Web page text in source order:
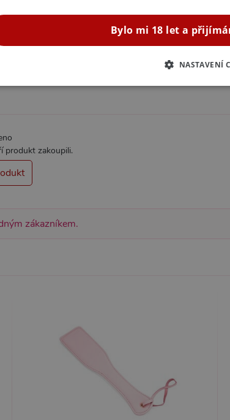
produkt zakoupili.
zákazníkem.
Bylo mi 18 let a
NASTAVENÍ
NEZBYTNĚ NUTNÉ ANALYTICKÉ
nezbytně nutných souborů cookie správně používat.
.xsexshop.cz
www.google.com
PHP.net
.xsexshop.cz
Tento soubor
Popis